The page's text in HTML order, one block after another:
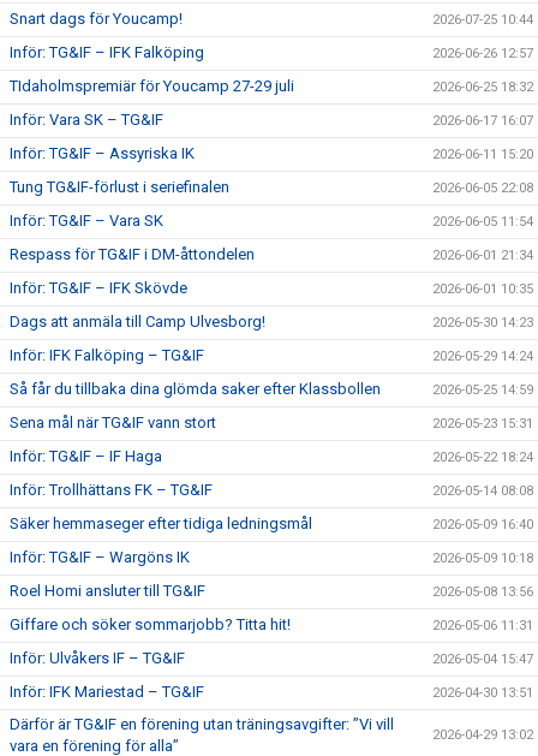
Snart dags för Youcamp! 2026-07-25 10:44
Inför: TG&IF – IFK Falköping 2026-06-26 12:57
TIdaholmspremiär för Youcamp 27-29 juli 2026-06-25 18:32
Inför: Vara SK – TG&IF 2026-06-17 16:07
Inför: TG&IF – Assyriska IK 2026-06-11 15:20
Tung TG&IF-förlust i seriefinalen 2026-06-05 22:08
Inför: TG&IF – Vara SK 2026-06-05 11:54
Respass för TG&IF i DM-åttondelen 2026-06-01 21:34
Inför: TG&IF – IFK Skövde 2026-06-01 10:35
Dags att anmäla till Camp Ulvesborg! 2026-05-30 14:23
Inför: IFK Falköping – TG&IF 2026-05-29 14:24
Så får du tillbaka dina glömda saker efter Klassbollen 2026-05-25 14:59
Sena mål när TG&IF vann stort 2026-05-23 15:31
Inför: TG&IF – IF Haga 2026-05-22 18:24
Inför: Trollhättans FK – TG&IF 2026-05-14 08:08
Säker hemmaseger efter tidiga ledningsmål 2026-05-09 16:40
Inför: TG&IF – Wargöns IK 2026-05-09 10:18
Roel Homi ansluter till TG&IF 2026-05-08 13:56
Giffare och söker sommarjobb? Titta hit! 2026-05-06 11:31
Inför: Ulvåkers IF – TG&IF 2026-05-04 15:47
Inför: IFK Mariestad – TG&IF 2026-04-30 13:51
Därför är TG&IF en förening utan träningsavgifter: ”Vi vill
vara en förening för alla”
2026-04-29 13:02